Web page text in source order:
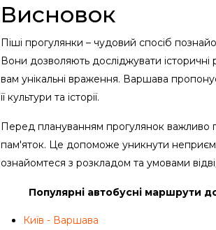
Висновок
Піші прогулянки – чудовий спосіб
Вони дозволяють досліджувати
вам унікальні враження. Варшава
її культури та історії.
Перед плануванням прогулянок важливо
пам'яток. Це допоможе уникнути
ознайомтеся з розкладом та умовами
Популярні автобусні маршрути
Київ - Варшава